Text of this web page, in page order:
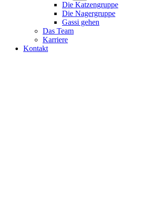
Die Katzengruppe
Die Nagergruppe
Gassi gehen
Das Team
Karriere
Kontakt